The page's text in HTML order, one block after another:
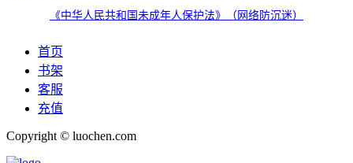
《中华人民共和国未成年人保护法》（网络防沉迷）
首页
书架
客服
充值
Copyright © luochen.com